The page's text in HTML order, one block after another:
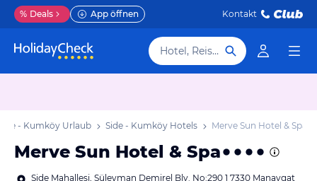
% Deals App öffnen Kontakt
Hotel, Reiseziel
- Kumköy Urlaub Side - Kumköy Hotels Merve Sun Hotel & Spa
Merve Sun Hotel & Spa
Side Mahallesi, Süleyman Demirel Blv. No:290 1 7330 Manavgat